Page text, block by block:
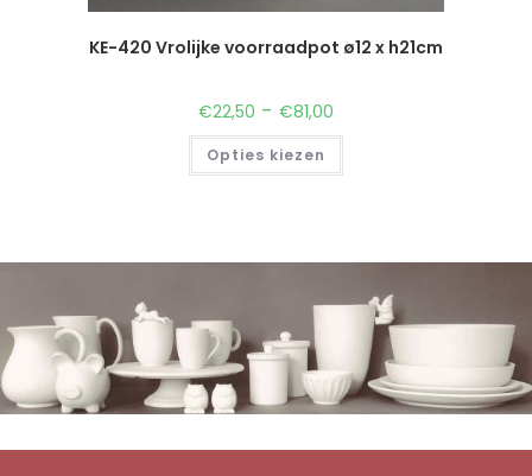
KE-420 Vrolijke voorraadpot ø12 x h21cm
€22,50 - €81,00
Opties kiezen